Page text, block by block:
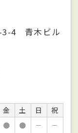
3-4 青木ビル
金 土 日
祝
● ● －
－